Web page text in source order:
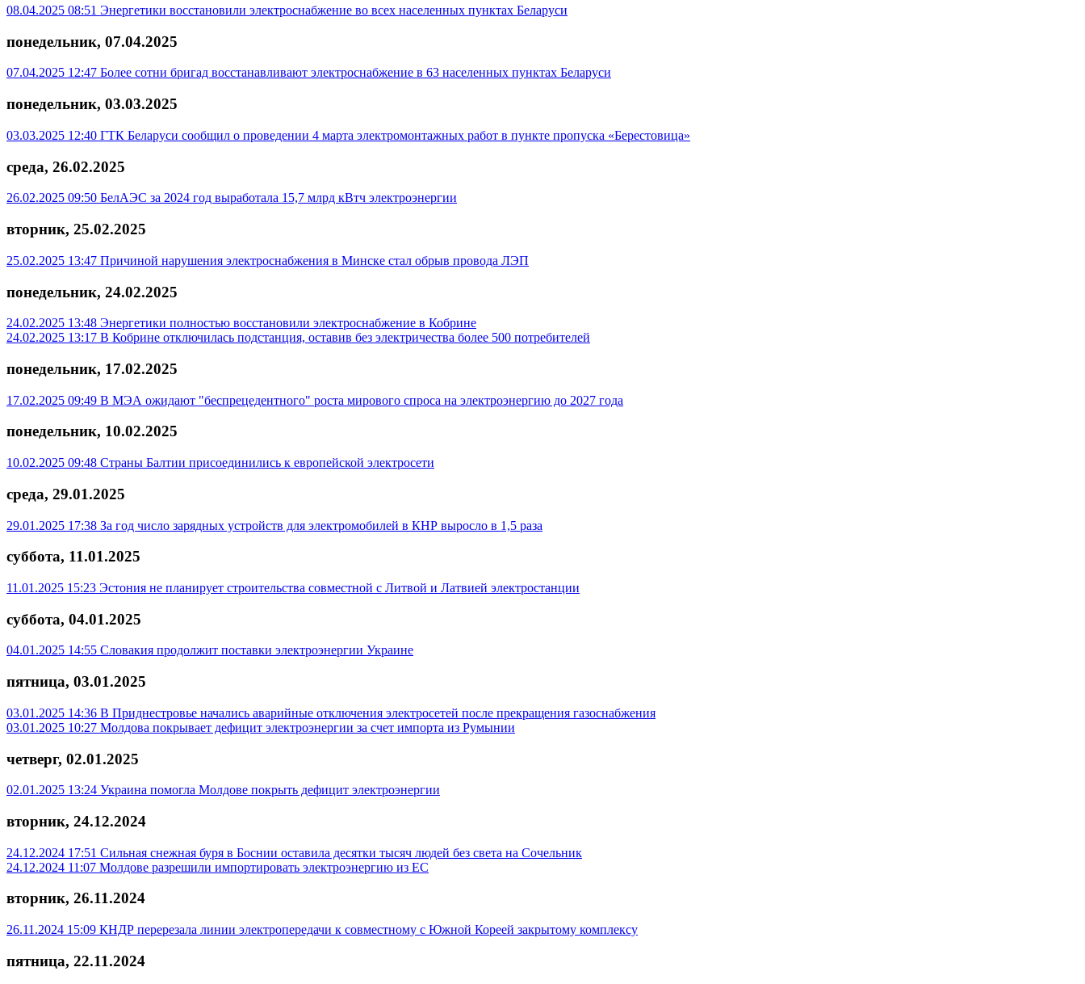
08.04.2025 08:51 Энергетики восстановили электроснабжение во всех населенных пунктах Беларуси
понедельник, 07.04.2025
07.04.2025 12:47 Более сотни бригад восстанавливают электроснабжение в 63 населенных пунктах Беларуси
понедельник, 03.03.2025
03.03.2025 12:40 ГТК Беларуси сообщил о проведении 4 марта электромонтажных работ в пункте пропуска «Берестовица»
среда, 26.02.2025
26.02.2025 09:50 БелАЭС за 2024 год выработала 15,7 млрд кВтч электроэнергии
вторник, 25.02.2025
25.02.2025 13:47 Причиной нарушения электроснабжения в Минске стал обрыв провода ЛЭП
понедельник, 24.02.2025
24.02.2025 13:48 Энергетики полностью восстановили электроснабжение в Кобрине
24.02.2025 13:17 В Кобрине отключилась подстанция, оставив без электричества более 500 потребителей
понедельник, 17.02.2025
17.02.2025 09:49 В МЭА ожидают "беспрецедентного" роста мирового спроса на электроэнергию до 2027 года
понедельник, 10.02.2025
10.02.2025 09:48 Страны Балтии присоединились к европейской электросети
среда, 29.01.2025
29.01.2025 17:38 За год число зарядных устройств для электромобилей в КНР выросло в 1,5 раза
суббота, 11.01.2025
11.01.2025 15:23 Эстония не планирует строительства совместной с Литвой и Латвией электростанции
суббота, 04.01.2025
04.01.2025 14:55 Словакия продолжит поставки электроэнергии Украине
пятница, 03.01.2025
03.01.2025 14:36 В Приднестровье начались аварийные отключения электросетей после прекращения газоснабжения
03.01.2025 10:27 Молдова покрывает дефицит электроэнергии за счет импорта из Румынии
четверг, 02.01.2025
02.01.2025 13:24 Украина помогла Молдове покрыть дефицит электроэнергии
вторник, 24.12.2024
24.12.2024 17:51 Сильная снежная буря в Боснии оставила десятки тысяч людей без света на Сочельник
24.12.2024 11:07 Молдове разрешили импортировать электроэнергию из ЕС
вторник, 26.11.2024
26.11.2024 15:09 КНДР перерезала линии электропередачи к совместному с Южной Кореей закрытому комплексу
пятница, 22.11.2024